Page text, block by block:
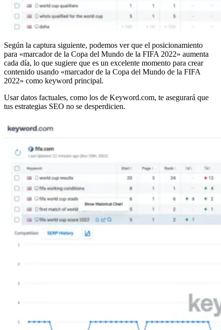
Según la captura siguiente, podemos ver que el posicionamiento
para «marcador de la Copa del Mundo de la FIFA 2022» aumenta
cada día, lo que sugiere que es un excelente momento para crear
contenido usando «marcador de la Copa del Mundo de la FIFA
2022» como keyword principal.
Usar datos factuales, como los de Keyword.com, te asegurará que
tus estrategias SEO no se desperdicien.